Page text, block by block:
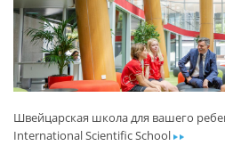
Швейцарская школа для вашего
International Scientific Schoolar